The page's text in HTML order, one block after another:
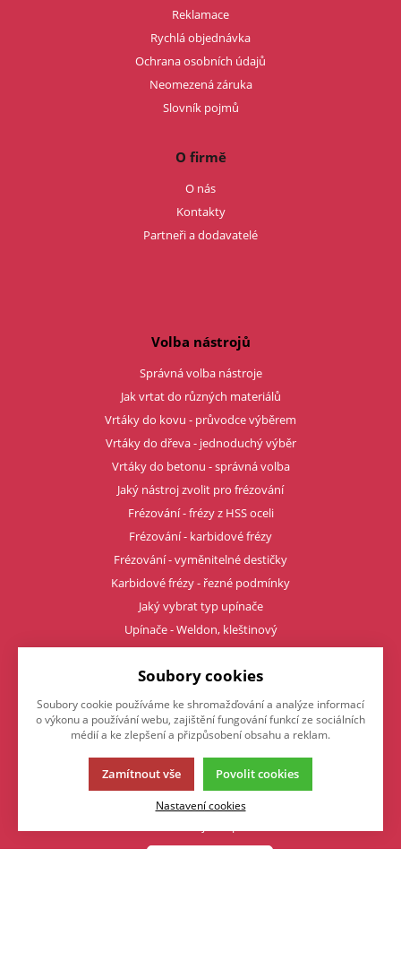
Reklamace
Rychlá objednávka
Ochrana osobních údajů
Neomezená záruka
Slovník pojmů
O firmě
O nás
Kontakty
Partneři a dodavatelé
Volba nástrojů
Správná volba nástroje
Jak vrtat do různých materiálů
Vrtáky do kovu - průvodce výběrem
Vrtáky do dřeva - jednoduchý výběr
Vrtáky do betonu - správná volba
Jaký nástroj zvolit pro frézování
Frézování - frézy z HSS oceli
Frézování - karbidové frézy
Frézování - vyměnitelné destičky
Karbidové frézy - řezné podmínky
Jaký vybrat typ upínače
Upínače - Weldon, kleštinový
Upínače - tepelné
Upínače - (hydro) hydraulické
Čím upnout karbidovou frézu
Profesionální závity tvářením
Napište nám
Chcete nám něco sdělit o našich produktech nebo e-shopu?
Soubory cookies
Soubory cookie používáme ke shromažďování a analýze informací
o výkonu a používání webu, zajištění fungování funkcí ze sociálních
médií a ke zlepšení a přizpůsobení obsahu a reklam.
Zamítnout vše Povolit cookies
Nastavení cookies